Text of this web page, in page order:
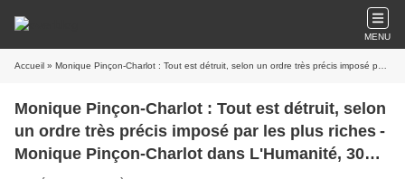
MENU
Accueil » Monique Pinçon-Charlot : Tout est détruit, selon un ordre très précis imposé par les plus riches - Monique Pinçon-Charlot dans L'Humanité, 30 janvier 2020
Monique Pinçon-Charlot : Tout est détruit, selon
un ordre très précis imposé par les plus riches -
Monique Pinçon-Charlot dans L'Humanité, 30